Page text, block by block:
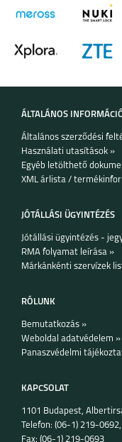
IPHONE 12 PRO IPHONE
IPHONE 11
ÁLTALÁNOS
Általános szerződési
Használati utasítások »
Egyéb letölthető
XML árlista /
JÓTÁLLÁSI ÜGYINTÉZÉS
Jótállási ügyintézés -
RMA folyamat leírása »
Márkánkénti szervízek
RÓLUNK
Bemutatkozás »
Weboldal adatvédelem »
Panaszvédelmi
KAPCSOLAT
1101 Budapest,
Telefon: (06-1) 219-
Fax: (06-1) 219-0693